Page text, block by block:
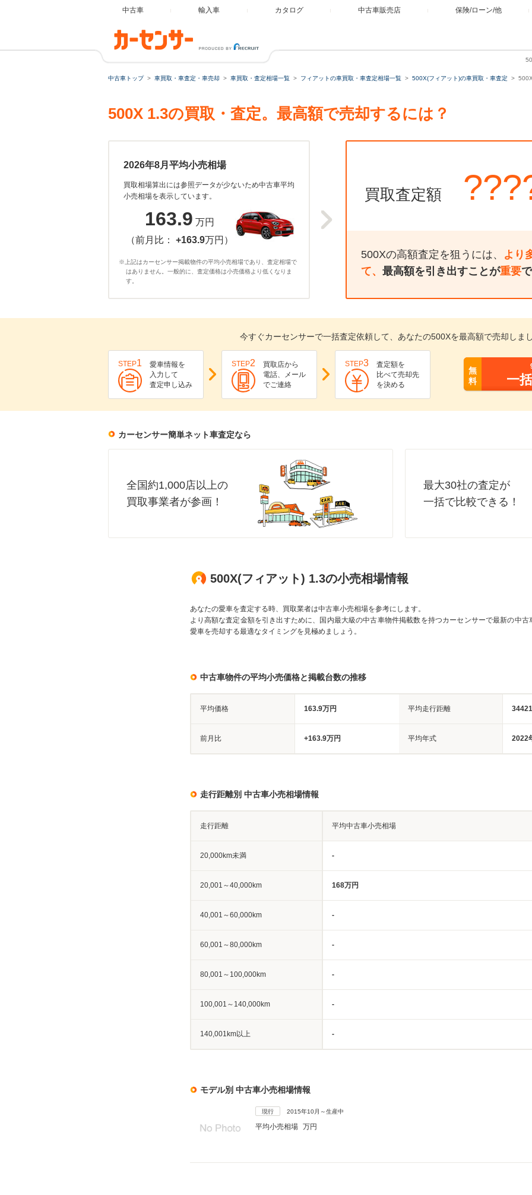
中古車 輸入車 カタログ 中古車販売店 保険/ローン/他
中古車トップ 車買取・車査定・車売却 車買取・査定相場一覧 フィアットの車買取・車査定相場一覧 500X(フィアット)の車買取・車査定
500X 1.3の買取・査定。最高額で売却するには？
2026年8月平均小売相場
買取相場算出には参照データが少ないため中古車平均
小売相場を表示しています。
163.9 万円
（前月比： +163.9万円）
※上記はカーセンサー掲載物件の平均小売相場であり、査定相場で
はありません。一般的に、査定価格は小売価格より低くなりま
す。
買取査定額
500Xの高額査定を狙うには、 より
て、 最高額を引き出すことが重要
今すぐカーセンサーで一括査定依頼して、あなたの500Xを最高額で売却しま
STEP1
愛車情報を
入力して
査定申し込み
STEP2
買取店から
電話、メール
でご連絡
STEP3
査定額を
比べて売却先
を決める
無
料
一
カーセンサー簡単ネット車査定なら
全国約1,000店以上の
買取事業者が参画！
最大30社の査定が
一括で比較できる！
500X(フィアット) 1.3の小売相場情報
あなたの愛車を査定する時、買取業者は中古車小売相場を参考にします。
より高額な査定金額を引き出すために、国内最大級の中古車物件掲載数を持つカーセンサーで最新の中古
愛車を売却する最適なタイミングを見極めましょう。
中古車物件の平均小売価格と掲載台数の推移
平均価格 163.9万円 平均走行距離
前月比 +163.9万円 平均年式 2022
走行距離別 中古車小売相場情報
走行距離 平均中古車小売相場
20,000km未満 -
20,001～40,000km 168万円
40,001～60,000km -
60,001～80,000km -
80,001～100,000km -
100,001～140,000km -
140,001km以上 -
モデル別 中古車小売相場情報
現行 2015年10月～生産中
平均小売相場 万円